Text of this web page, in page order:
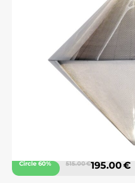
Circle 60% 515.00 €195.00 €